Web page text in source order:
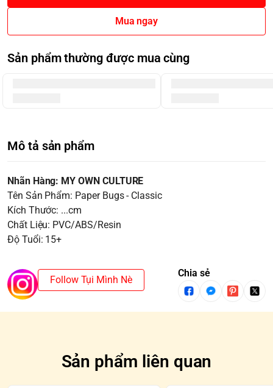
Mua ngay
Sản phẩm thường được mua cùng
Mô tả sản phẩm
Nhãn Hàng: MY OWN CULTURE
Tên Sản Phẩm: Paper Bugs - Classic
Kích Thước: ...cm
Chất Liệu: PVC/ABS/Resin
Độ Tuổi: 15+
Follow Tụi Mình Nè
Chia sẻ
Sản phẩm liên quan